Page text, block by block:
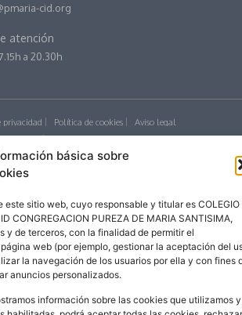
básica sobre
este sitio web, cuyo responsable y titular es COLEGIO
CONGREGACION PUREZA DE MARIA SANTISIMA,
y de terceros, con la finalidad de permitir el
web (por ejemplo, gestionar la aceptación del
la navegación de los usuarios por ella y con fines
anuncios personalizados.
información sobre las cookies que utilizamos
cid.org
atención
a 20.30h
privacidad Política de cookies
Aviso legal
Educamos
| Colegio Pureza de María Cid
por addicional.com